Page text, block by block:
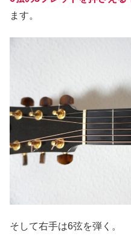
ます。
そして右手は6弦を弾く。